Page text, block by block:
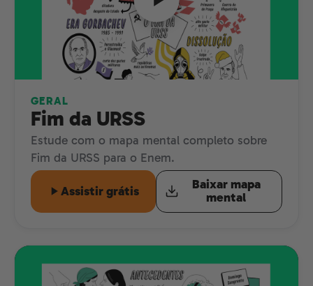
GERAL
Fim da URSS
Estude com o mapa mental completo sobre
Fim da URSS para o Enem.
Assistir grátis
Baixar mapa
mental